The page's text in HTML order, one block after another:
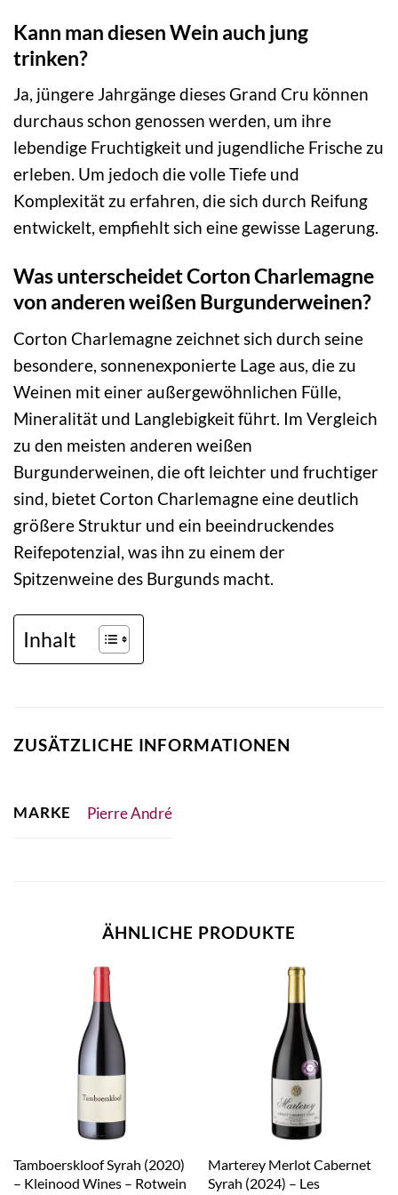
Kann man diesen Wein auch jung
trinken?
Ja, jüngere Jahrgänge dieses Grand Cru können
durchaus schon genossen werden, um ihre
lebendige Fruchtigkeit und jugendliche Frische zu
erleben. Um jedoch die volle Tiefe und
Komplexität zu erfahren, die sich durch Reifung
entwickelt, empfiehlt sich eine gewisse Lagerung.
Was unterscheidet Corton Charlemagne
von anderen weißen Burgunderweinen?
Corton Charlemagne zeichnet sich durch seine
besondere, sonnenexponierte Lage aus, die zu
Weinen mit einer außergewöhnlichen Fülle,
Mineralität und Langlebigkeit führt. Im Vergleich
zu den meisten anderen weißen
Burgunderweinen, die oft leichter und fruchtiger
sind, bietet Corton Charlemagne eine deutlich
größere Struktur und ein beeindruckendes
Reifepotenzial, was ihn zu einem der
Spitzenweine des Burgunds macht.
Inhalt
ZUSÄTZLICHE INFORMATIONEN
MARKE Pierre André
ÄHNLICHE PRODUKTE
Tamboerskloof Syrah (2020)
– Kleinood Wines – Rotwein
Marterey Merlot Cabernet
Syrah (2024) – Les